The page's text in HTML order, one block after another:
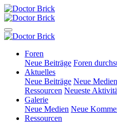
Foren
Neue Beiträge Foren
Aktuelles
Neue Beiträge Neue Medien
Ressourcen Neueste
Galerie
Neue Medien Neue
Ressourcen